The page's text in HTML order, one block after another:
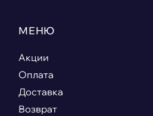
МЕНЮ
Акции
Оплата
Доставка
Возврат